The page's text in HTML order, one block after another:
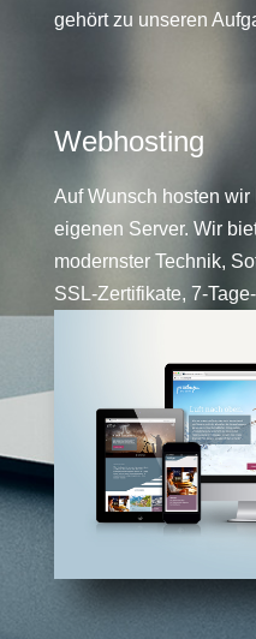
gehört zu unseren
Webhosting
Auf Wunsch hosten wir
eigenen Server. Wir
modernster Technik,
SSL-Zertifikate, 7-